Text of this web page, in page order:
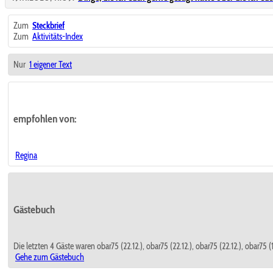
Zum Steckbrief
Zum Aktivitäts-Index
Nur 1 eigener Text
empfohlen von:
Regina
Gästebuch
Die letzten 4 Gäste waren obar75 (22.12.), obar75 (22.12.), obar75 (22.12.), obar75
Gehe zum Gästebuch